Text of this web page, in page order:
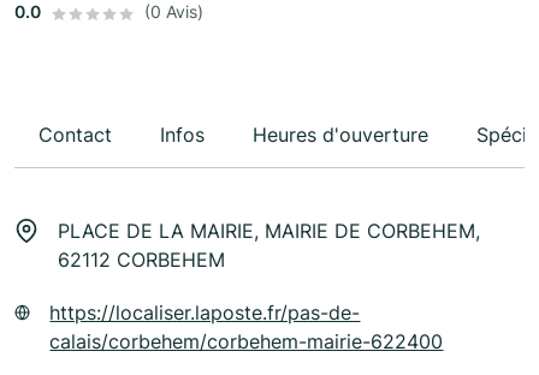
0.0
(0 Avis)
Contact Infos Heures d'ouverture
PLACE DE LA MAIRIE, MAIRIE DE CORBEHEM,
62112 CORBEHEM
https://localiser.laposte.fr/pas-de-
calais/corbehem/corbehem-mairie-622400